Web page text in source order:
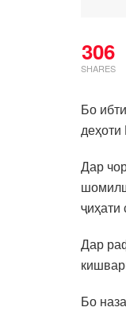
306
SHARES
Бо
деҳоти
Дар
ҷиҳати
Дар
Бо